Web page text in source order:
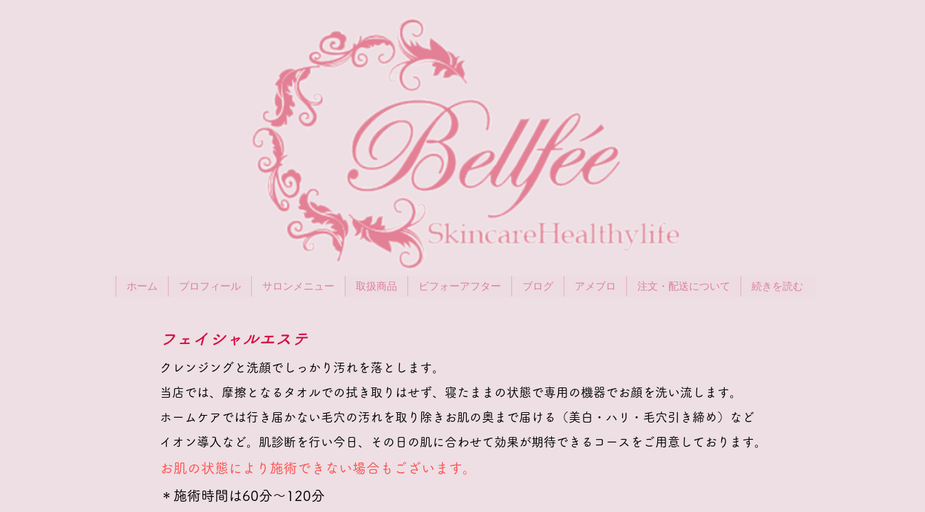
ホーム プロフィール サロンメニュー 取扱商品 ビフォーアフター ブログ アメブロ 注文・配送について 続きを読む
フェイシャルエステ
クレンジングと洗顔でしっかり汚れを落とします。
当店では、摩擦となるタオルでの拭き取りはせず、寝たままの状態で専用の機器でお顔を洗い流します。
ホームケアでは行き届かない毛穴の汚れを取り除きお肌の奥まで届ける（美白・ハリ・毛穴引き締め）など
イオン導入など。肌診断を行い今日、その日の肌に合わせて効果が期待できるコースをご用意しております。
お肌の状態により施術できない場合もございます。
＊施術時間は60分～120分